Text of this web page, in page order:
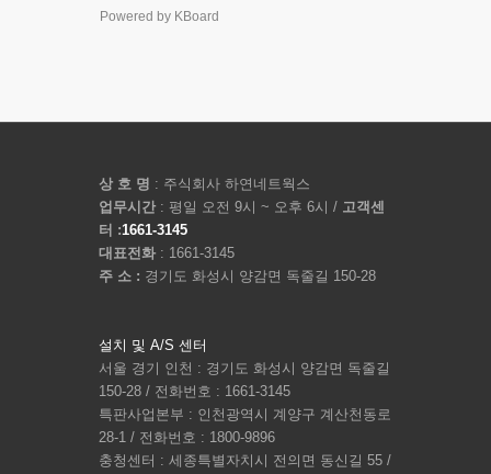
Powered by KBoard
상 호 명 : 주식회사 하연네트웍스
업무시간 : 평일 오전 9시 ~ 오후 6시 / 고객센
터 :1661-3145
대표전화 : 1661-3145
주 소 : 경기도 화성시 양감면 독줄길 150-28
설치 및 A/S 센터
서울 경기 인천 : 경기도 화성시 양감면 독줄길
150-28 / 전화번호 : 1661-3145
특판사업본부 : 인천광역시 계양구 계산천동로
28-1 / 전화번호 : 1800-9896
충청센터 : 세종특별자치시 전의면 동신길 55 /